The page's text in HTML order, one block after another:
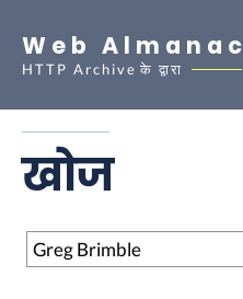
Web Almanac
HTTP Archive के द्वारा
खोज
खोज